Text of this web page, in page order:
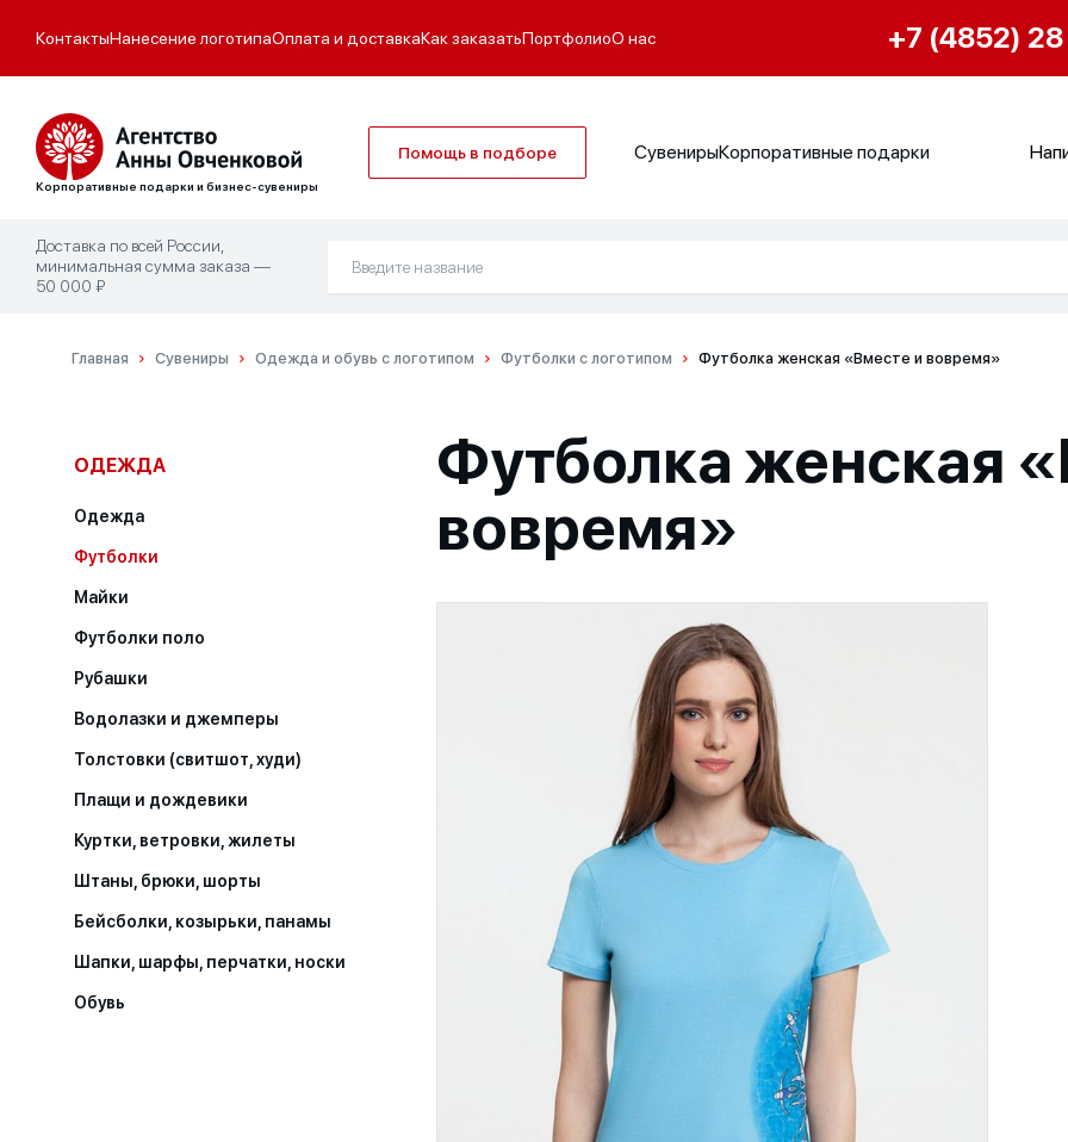
КонтактыНанесение логотипаОплата и доставкаКак заказатьПортфолиоО нас +7 (4852)
Корпоративные подарки и бизнес-сувениры
Помощь в подборе СувенирыКорпоративные подарки
Доставка по всей России,
минимальная сумма заказа —
50 000 ₽
Главная Сувениры Одежда и обувь с логотипом Футболки с логотипом Футболка женская «Вместе и вовремя»
ОДЕЖДА
Одежда
Футболки
Майки
Футболки поло
Рубашки
Водолазки и джемперы
Толстовки (свитшот, худи)
Плащи и дождевики
Куртки, ветровки, жилеты
Штаны, брюки, шорты
Бейсболки, козырьки, панамы
Шапки, шарфы, перчатки, носки
Обувь
Футболка женская
вовремя»